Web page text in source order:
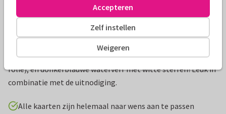
Productinformatie
Stoere bedankkaart met foto, een gouden 'bedankt' (geen
folie), en donkerblauwe waterverf met witte sterren! Leuk in
combinatie met de uitnodiging.
Alle kaarten zijn helemaal naar wens aan te passen
Weigeren
Zelf instellen
Accepteren